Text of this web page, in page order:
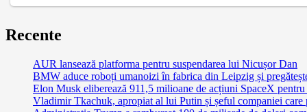
Recente
AUR lansează platforma pentru suspendarea lui Nicușor Dan
BMW aduce roboți umanoizi în fabrica din Leipzig și
Elon Musk eliberează 911,5 milioane de acțiuni SpaceX
Vladimir Tkachuk, apropiat al lui Putin și șeful companiei care